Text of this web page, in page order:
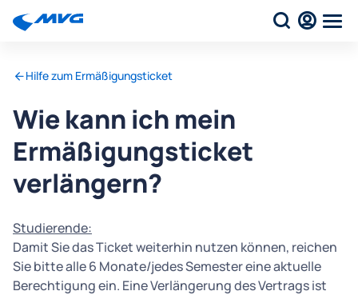
Hilfe zum Ermäßigungsticket
Wie kann ich mein
Ermäßigungsticket
verlängern?
Studierende:
Damit Sie das Ticket weiterhin nutzen können, reichen
Sie bitte alle 6 Monate/jedes Semester eine aktuelle
Berechtigung ein. Eine Verlängerung des Vertrags ist